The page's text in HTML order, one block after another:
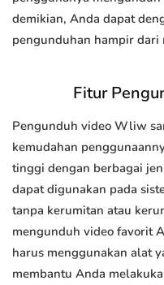
demikian, Anda dapat
pengunduhan hampir dari
Fitur
Pengunduh video Wliw
kemudahan
tinggi dengan berbagai
dapat digunakan pada
tanpa kerumitan atau
mengunduh video favorit
harus menggunakan alat
membantu Anda